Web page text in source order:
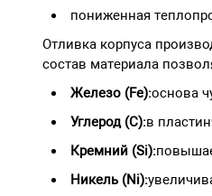
пониженная
Отливка корпуса
состав материала
Железо (Fe):основа
Углерод (C):в
Кремний (Si):
Никель (Ni):